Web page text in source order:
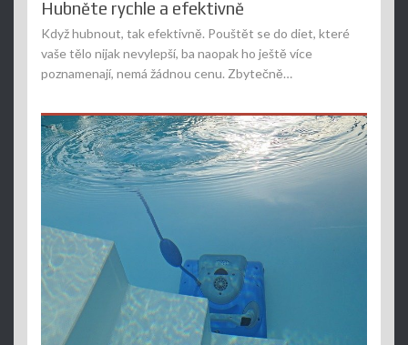
Hubněte rychle a efektivně
Když hubnout, tak efektivně. Pouštět se do diet, které
vaše tělo nijak nevylepší, ba naopak ho ještě více
poznamenají, nemá žádnou cenu. Zbytečně…